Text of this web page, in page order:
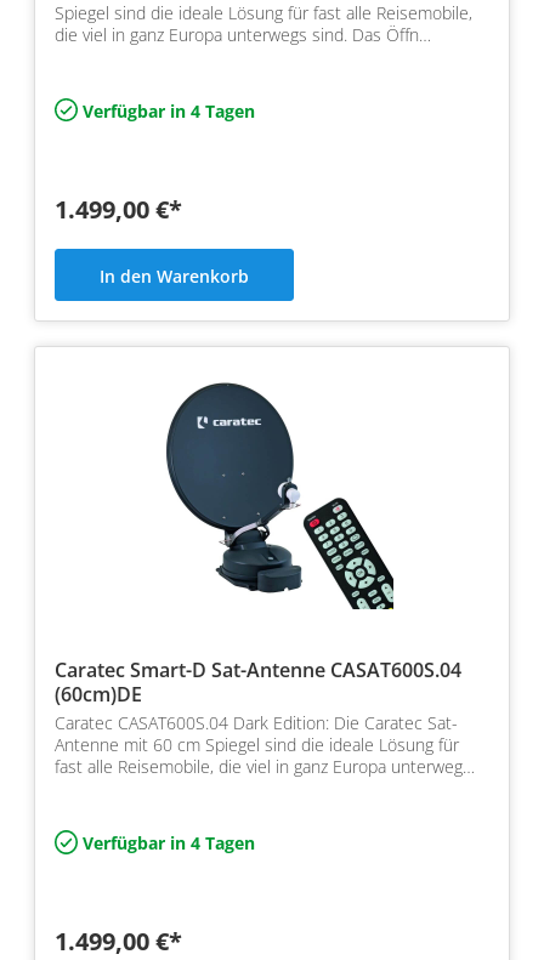
Spiegel sind die ideale Lösung für fast alle Reisemobile,
die viel in ganz Europa unterwegs sind. Das Öffn…
Verfügbar in 4 Tagen
1.499,00 €*
In den Warenkorb
Caratec Smart-D Sat-Antenne CASAT600S.04
(60cm)DE
Caratec CASAT600S.04 Dark Edition: Die Caratec Sat-
Antenne mit 60 cm Spiegel sind die ideale Lösung für
fast alle Reisemobile, die viel in ganz Europa unterweg…
Verfügbar in 4 Tagen
1.499,00 €*